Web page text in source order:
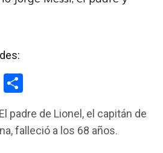
E
ail m
p
padre de Lionel, el capitán de
falleció a los 68 años.